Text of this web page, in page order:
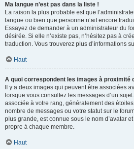
Ma langue n’est pas dans la liste !
La raison la plus probable est que
langue ou bien que personne n’ait encore
Essayez de demander à un administrateur du
désirée. Si elle n’existe pas, n’hésitez pas à
traduction. Vous trouverez plus d’informations
Haut
A quoi correspondent les images à proximité
Il y a deux images qui peuvent être associées
lorsque vous consultez les messages d’un
associée à votre rang, généralement des
nombre de messages ou votre statut sur le
plus grande, est connue sous le nom d’avatar
propre à chaque membre.
Haut